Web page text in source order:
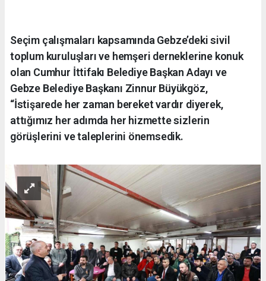
Seçim çalışmaları kapsamında Gebze’deki sivil
toplum kuruluşları ve hemşeri derneklerine konuk
olan Cumhur İttifakı Belediye Başkan Adayı ve
Gebze Belediye Başkanı Zinnur Büyükgöz,
“İstişarede her zaman bereket vardır diyerek,
attığımız her adımda her hizmette sizlerin
görüşlerini ve taleplerini önemsedik.